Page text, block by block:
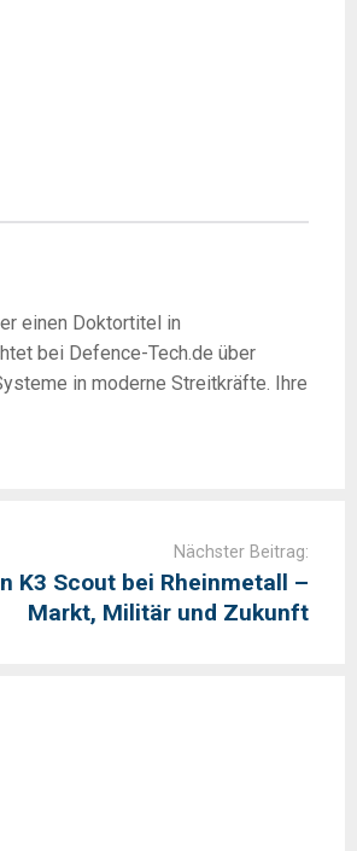
einen Doktortitel in
bei Defence-Tech.de über
in moderne Streitkräfte. Ihre
Nächster Beitrag:
K3 Scout bei Rheinmetall –
Markt, Militär und Zukunft